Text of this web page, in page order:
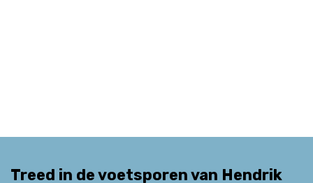
Treed in de voetsporen van Hendrik